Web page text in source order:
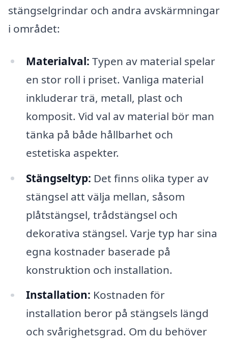
stängselgrindar och andra avskärmningar
i området:
Materialval: Typen av material spelar
en stor roll i priset. Vanliga material
inkluderar trä, metall, plast och
komposit. Vid val av material bör man
tänka på både hållbarhet och
estetiska aspekter.
Stängseltyp: Det finns olika typer av
stängsel att välja mellan, såsom
plåtstängsel, trådstängsel och
dekorativa stängsel. Varje typ har sina
egna kostnader baserade på
konstruktion och installation.
Installation: Kostnaden för
installation beror på stängsels längd
och svårighetsgrad. Om du behöver